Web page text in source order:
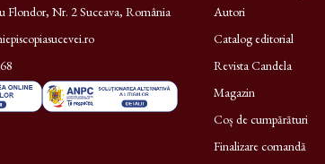
Flondor, Nr. 2 Suceava, România
Autori
Catalog editorial
Revista Candela
Magazin
Coș de cumpărături
Finalizare comandă